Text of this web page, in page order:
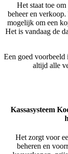
Het staat toe
beheer en verkoop.
mogelijk om een
Het is vandaag de
Een goed voorbeeld
altijd alle
Kassasysteem
Het zorgt voor
beheren en